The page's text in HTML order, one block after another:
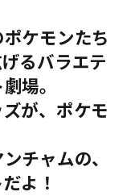
ケモンたち
るバラエテ
場。
が、ポケモ
チャムの、
よ！